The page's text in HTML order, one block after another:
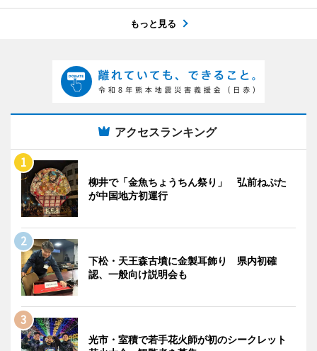
もっと見る
アクセスランキング
柳井で「金魚ちょうちん祭り」 弘前ねぷた
が中国地方初運行
下松・天王森古墳に金製耳飾り 県内初確
認、一般向け説明会も
光市・室積で若手花火師が初のシークレット